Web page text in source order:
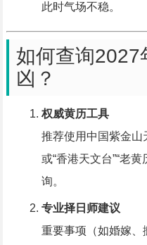
此时气场不稳。
如何查询2027
凶？
权威黄历工具
推荐使用中国紫金山
或“香港天文台”“老
询。
专业择日师建议
重要事项（如婚嫁、